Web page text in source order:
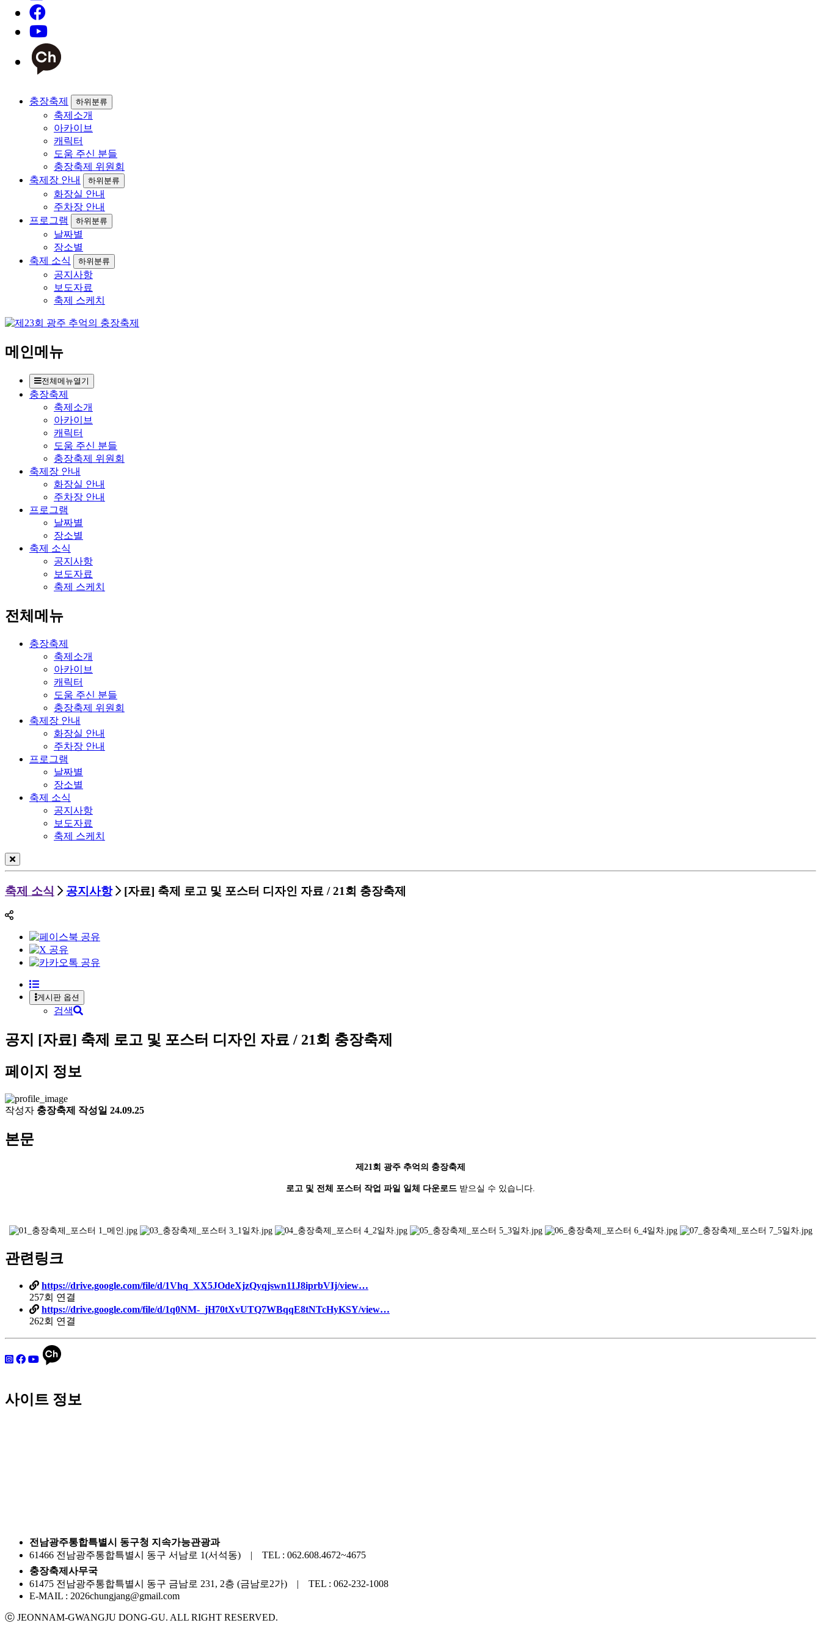
충장축제 하위분류
축제소개
아카이브
캐릭터
도움 주신 분들
충장축제 위원회
축제장 안내
하위분류
화장실 안내
주차장 안내
프로그램
하위분류
날짜별
장소별
축제 소식
하위분류
공지사항
보도자료
축제 스케치
메인메뉴
전체메뉴열기
충장축제
축제소개
아카이브
캐릭터
도움 주신 분들
충장축제 위원회
축제장 안내
화장실 안내
주차장 안내
프로그램
날짜별
장소별
축제 소식
공지사항
보도자료
축제 스케치
전체메뉴
충장축제
축제소개
아카이브
캐릭터
도움 주신 분들
충장축제 위원회
축제장 안내
화장실 안내
주차장 안내
프로그램
날짜별
장소별
축제 소식
공지사항
보도자료
축제 스케치
축제 소식 공지사항 [자료] 축제 로고 및 포스터 디자인 자료 / 21회 충장축제
게시판 옵션
검색
공지
[자료] 축제 로고 및 포스터 디자인 자료 / 21회 충장축제
페이지 정보
작성자 충장축제 작성일 24.09.25
본문
제21회 광주 추억의 충장축제
로고 및 전체 포스터 작업 파일 일체 다운로드 받으실 수 있습니다.
관련링크
https://drive.google.com/file/d/1Vhq_XX5JOdeXjzQyqjswn11J8iprbVIj/view…
257회 연결
https://drive.google.com/file/d/1q0NM-_jH70tXvUTQ7WBqqE8tNTcHyKSY/view…
262회 연결
사이트 정보
전남광주통합특별시 동구청 지속가능관광과
61466 전남광주통합특별시 동구 서남로 1(서석동) | TEL : 062.608.4672~4675
충장축제사무국
61475 전남광주통합특별시 동구 금남로 231, 2층 (금남로2가) | TEL : 062-232-1008
E-MAIL : 2026chungjang@gmail.com
ⓒ JEONNAM-GWANGJU DONG-GU. ALL RIGHT RESERVED.